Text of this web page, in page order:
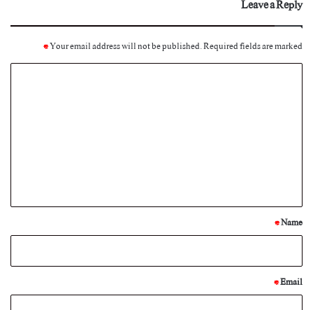
Leave a Reply
Your email address will not be published.Required fields are marked
*
*
Name
*
Email
*